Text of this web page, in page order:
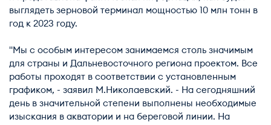
выглядеть зерновой терминал мощностью 10 млн тонн в
год к 2023 году.
"Мы с особым интересом занимаемся столь значимым
для страны и Дальневосточного региона проектом. Все
работы проходят в соответствии с установленным
графиком, - заявил М.Николаевский. - На сегодняшний
день в значительной степени выполнены необходимые
изыскания в акватории и на береговой линии. На